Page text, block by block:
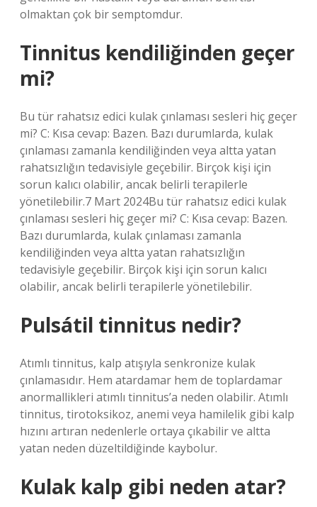
olmaktan çok bir semptomdur.
Tinnitus kendiliğinden geçer
mi?
Bu tür rahatsız edici kulak çınlaması sesleri hiç geçer
mi? C: Kısa cevap: Bazen. Bazı durumlarda, kulak
çınlaması zamanla kendiliğinden veya altta yatan
rahatsızlığın tedavisiyle geçebilir. Birçok kişi için
sorun kalıcı olabilir, ancak belirli terapilerle
yönetilebilir.7 Mart 2024Bu tür rahatsız edici kulak
çınlaması sesleri hiç geçer mi? C: Kısa cevap: Bazen.
Bazı durumlarda, kulak çınlaması zamanla
kendiliğinden veya altta yatan rahatsızlığın
tedavisiyle geçebilir. Birçok kişi için sorun kalıcı
olabilir, ancak belirli terapilerle yönetilebilir.
Pulsátil tinnitus nedir?
Atımlı tinnitus, kalp atışıyla senkronize kulak
çınlamasıdır. Hem atardamar hem de toplardamar
anormallikleri atımlı tinnitus’a neden olabilir. Atımlı
tinnitus, tirotoksikoz, anemi veya hamilelik gibi kalp
hızını artıran nedenlerle ortaya çıkabilir ve altta
yatan neden düzeltildiğinde kaybolur.
Kulak kalp gibi neden atar?